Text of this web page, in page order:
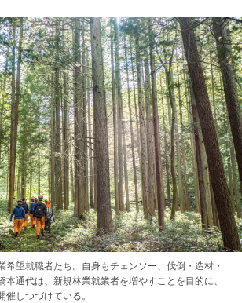
希望就職者たち。自身もチェンソー、伐倒・造材・
通代は、新規林業就業者を増やすことを目的に、
しつづけている。